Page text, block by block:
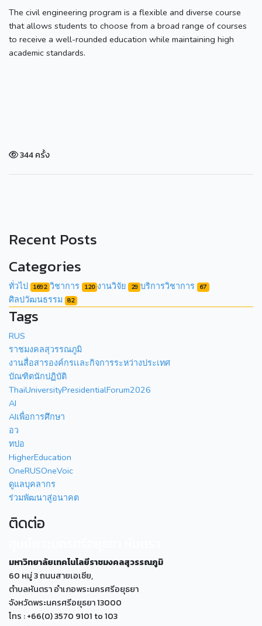
The civil engineering program is a flexible and diverse course
that allows students to choose from a broad range of courses
to receive a well-rounded education while maintaining high
academic standards.
344 ครั้ง
Recent Posts
Categories
ทั่วไป 1692 วิชาการ 120 งานวิจัย 29 บริการวิชาการ 67
ศิลปวัฒนธรรม 82
Tags
RUS
ราชมงคลสุวรรณภูมิ
งานสื่อสารองค์กรเเละกิจการระหว่างประเทศ
บัณฑิตนักปฏิบัติ
ThaiUniversityPresidentialForum2026
AI
AIเพื่อการศึกษา
อว
ทปอ
HigherEducation
OneRUSOneVoic
ดูแลบุคลากร
ร่วมพัฒนาสู่อนาคต
ติดต่อ
มหาวิทยาลัยเทคโนโลยีราชมงคลสุวรรณภูมิ
60 หมู่ 3 ถนนสายเอเซีย,
ตำบลหันตรา อำเภอพระนครศรีอยุธยา
จังหวัดพระนครศรีอยุธยา 13000
โทร : +66(0) 3570 9101 to 103